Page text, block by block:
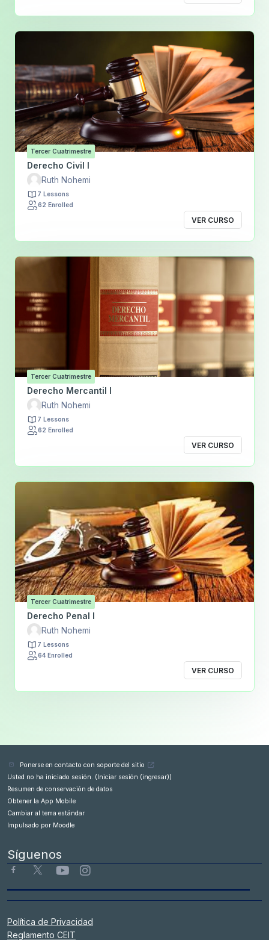
Tercer Cuatrimestre
Derecho Civil I
Ruth Nohemi
7 Lessons
62 Enrolled
VER CURSO
Tercer Cuatrimestre
Derecho Mercantil I
Ruth Nohemi
7 Lessons
62 Enrolled
VER CURSO
Tercer Cuatrimestre
Derecho Penal I
Ruth Nohemi
7 Lessons
64 Enrolled
VER CURSO
Ponerse en contacto con soporte del sitio
Usted no ha iniciado sesión. ( Iniciar sesión (ingresar))
Resumen de conservación de datos
Obtener la App Mobile
Cambiar al tema estándar
Impulsado por Moodle
Síguenos
Política de Privacidad
Reglamento CEIT